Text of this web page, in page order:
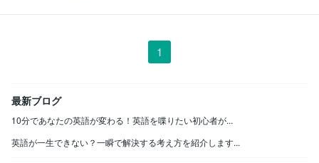
1
最新ブログ
10分であなたの英語が変わる！英語を喋りたい初心者が...
英語が一生できない？一瞬で解決する考え方を紹介します...